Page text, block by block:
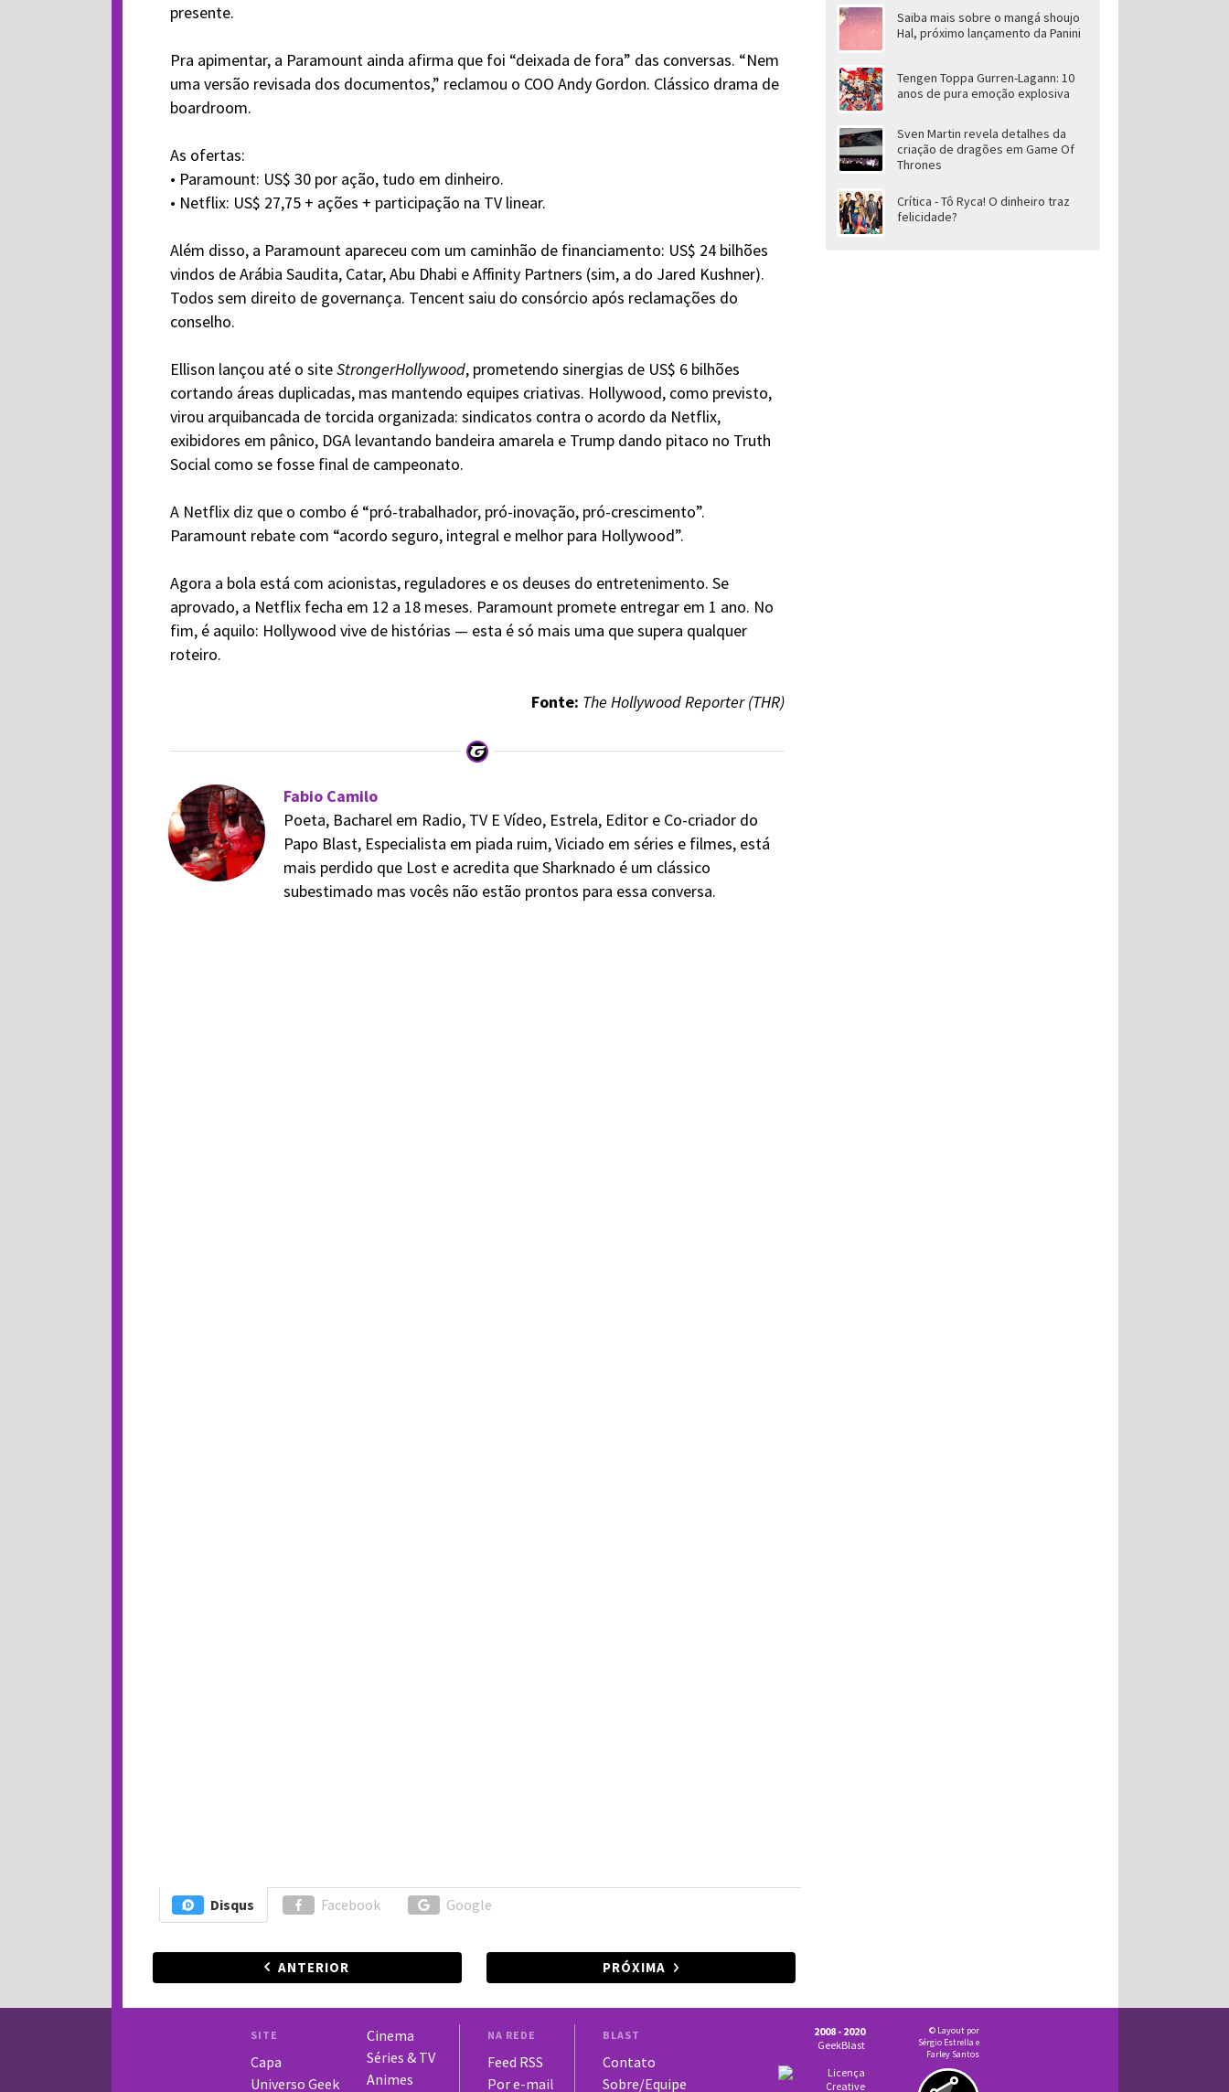
presente.
Pra apimentar, a Paramount ainda afirma que foi “deixada de fora” das conversas. “Nem
uma versão revisada dos documentos,” reclamou o COO Andy Gordon. Clássico drama de
boardroom.
As ofertas:
• Paramount: US$ 30 por ação, tudo em dinheiro.
• Netflix: US$ 27,75 + ações + participação na TV linear.
Além disso, a Paramount apareceu com um caminhão de financiamento: US$ 24 bilhões
vindos de Arábia Saudita, Catar, Abu Dhabi e Affinity Partners (sim, a do Jared Kushner).
Todos sem direito de governança. Tencent saiu do consórcio após reclamações do
conselho.
Ellison lançou até o siteStrongerHollywood, prometendo sinergias de US$ 6 bilhões
cortando áreas duplicadas, mas mantendo equipes criativas. Hollywood, como previsto,
virou arquibancada de torcida organizada: sindicatos contra o acordo da Netflix,
exibidores em pânico, DGA levantando bandeira amarela e Trump dando pitaco no Truth
Social como se fosse final de campeonato.
A Netflix diz que o combo é “pró-trabalhador, pró-inovação, pró-crescimento”.
Paramount rebate com “acordo seguro, integral e melhor para Hollywood”.
Agora a bola está com acionistas, reguladores e os deuses do entretenimento. Se
aprovado, a Netflix fecha em 12 a 18 meses. Paramount promete entregar em 1 ano. No
fim, é aquilo: Hollywood vive de histórias — esta é só mais uma que supera qualquer
roteiro.
Fonte: The Hollywood Reporter (THR)
Fabio Camilo
Poeta, Bacharel em Radio, TV E Vídeo, Estrela, Editor e Co-criador do
Papo Blast, Especialista em piada ruim, Viciado em séries e filmes, está
mais perdido que Lost e acredita que Sharknado é um clássico
subestimado mas vocês não estão prontos para essa conversa.
Disqus Facebook Google
ANTERIOR PRÓXIMA
Saiba mais sobre o mangá shoujo
Hal, próximo lançamento da Panini
Tengen Toppa Gurren-Lagann: 10
anos de pura emoção explosiva
Sven Martin revela detalhes da
criação de dragões em Game Of
Thrones
Crítica - Tô Ryca! O dinheiro traz
felicidade?
SITE
Capa
Universo Geek
Cinema
Séries & TV
Animes
NA REDE
Feed RSS
Por e-mail
BLAST
Contato
Sobre/Equipe
© Layout por
Sérgio Estrella e
Farley Santos
2008 - 2020
GeekBlast